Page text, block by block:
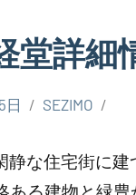
堂詳細
日 SEZIMO
静な住宅街に